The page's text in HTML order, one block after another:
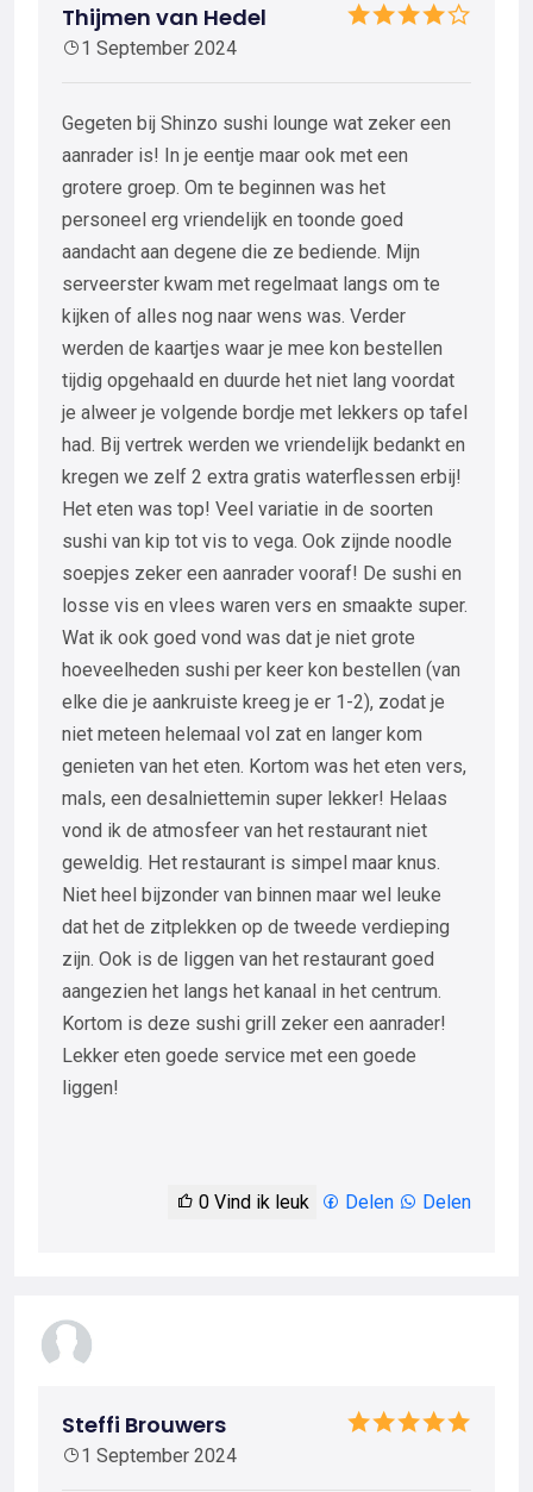
Thijmen van Hedel
1 September 2024
Gegeten bij Shinzo sushi lounge wat zeker een
aanrader is! In je eentje maar ook met een
grotere groep. Om te beginnen was het
personeel erg vriendelijk en toonde goed
aandacht aan degene die ze bediende. Mijn
serveerster kwam met regelmaat langs om te
kijken of alles nog naar wens was. Verder
werden de kaartjes waar je mee kon bestellen
tijdig opgehaald en duurde het niet lang voordat
je alweer je volgende bordje met lekkers op tafel
had. Bij vertrek werden we vriendelijk bedankt en
kregen we zelf 2 extra gratis waterflessen erbij!
Het eten was top! Veel variatie in de soorten
sushi van kip tot vis to vega. Ook zijnde noodle
soepjes zeker een aanrader vooraf! De sushi en
losse vis en vlees waren vers en smaakte super.
Wat ik ook goed vond was dat je niet grote
hoeveelheden sushi per keer kon bestellen (van
elke die je aankruiste kreeg je er 1-2), zodat je
niet meteen helemaal vol zat en langer kom
genieten van het eten. Kortom was het eten vers,
mals, een desalniettemin super lekker! Helaas
vond ik de atmosfeer van het restaurant niet
geweldig. Het restaurant is simpel maar knus.
Niet heel bijzonder van binnen maar wel leuke
dat het de zitplekken op de tweede verdieping
zijn. Ook is de liggen van het restaurant goed
aangezien het langs het kanaal in het centrum.
Kortom is deze sushi grill zeker een aanrader!
Lekker eten goede service met een goede
liggen!
0 Vind ik leuk Delen Delen
Steffi Brouwers
1 September 2024